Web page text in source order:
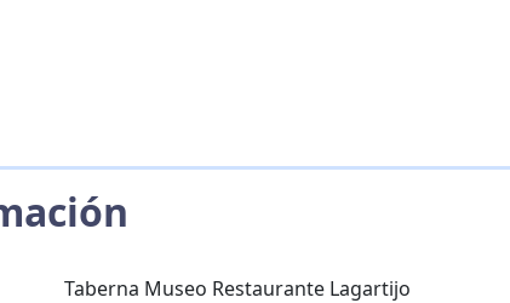
Taberna Museo Restaurante Lagartijo